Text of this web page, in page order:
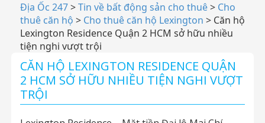
Địa Ốc 247>Tin về bất động sản cho thuê> Cho
thuê căn hộ > Cho thuê căn hộ Lexington > Căn hộ
Lexington Residence Quận 2 HCM sở hữu nhiều
tiện nghi vượt trội
CĂN HỘ LEXINGTON RESIDENCE QUẬN
2 HCM SỞ HỮU NHIỀU TIỆN NGHI VƯỢT
TRỘI